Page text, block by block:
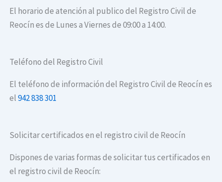
El horario de atención al publico del Registro Civil de
Reocín es de Lunes a Viernes de 09:00 a 14:00.
Teléfono del Registro Civil
El teléfono de información del Registro Civil de Reocín es
el942 838 301
Solicitar certificados en el registro civil de Reocín
Dispones de varias formas de solicitar tus certificados en
el registro civil de Reocín: